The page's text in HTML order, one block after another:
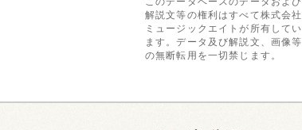
解説文等の権利はすべて株式会社
ミュージックエイトが所有してい
ます。データ及び解説文、画像等
の無断転用を一切禁じます。